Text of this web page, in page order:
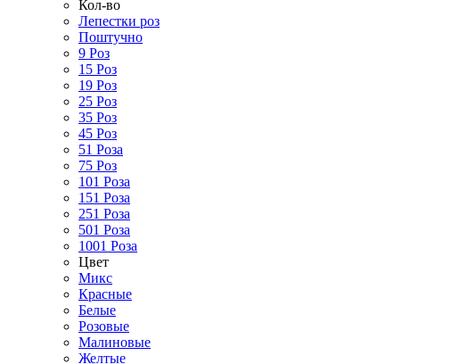
Кол-во
Лепестки роз
Поштучно
9 Роз
15 Роз
19 Роз
25 Роз
35 Роз
45 Роз
51 Роза
75 Роз
101 Роза
151 Роза
251 Роза
501 Роза
1001 Роза
Цвет
Микс
Красные
Белые
Розовые
Малиновые
Желтые